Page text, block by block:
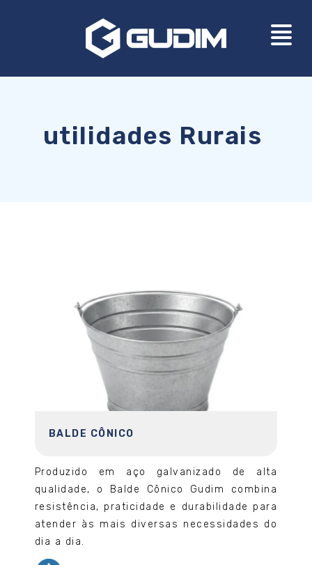
utilidades Rurais
BALDE CÔNICO
Produzido em aço galvanizado de alta
qualidade, o Balde Cônico Gudim combina
resistência, praticidade e durabilidade para
atender às mais diversas necessidades do
dia a dia.